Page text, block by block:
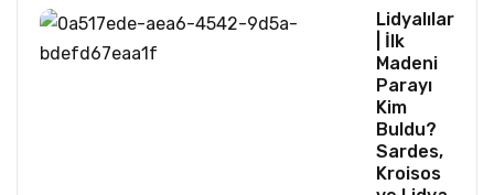
Lidyalılar
| İlk
Madeni
Parayı
Kim
Buldu?
Sardes,
Kroisos